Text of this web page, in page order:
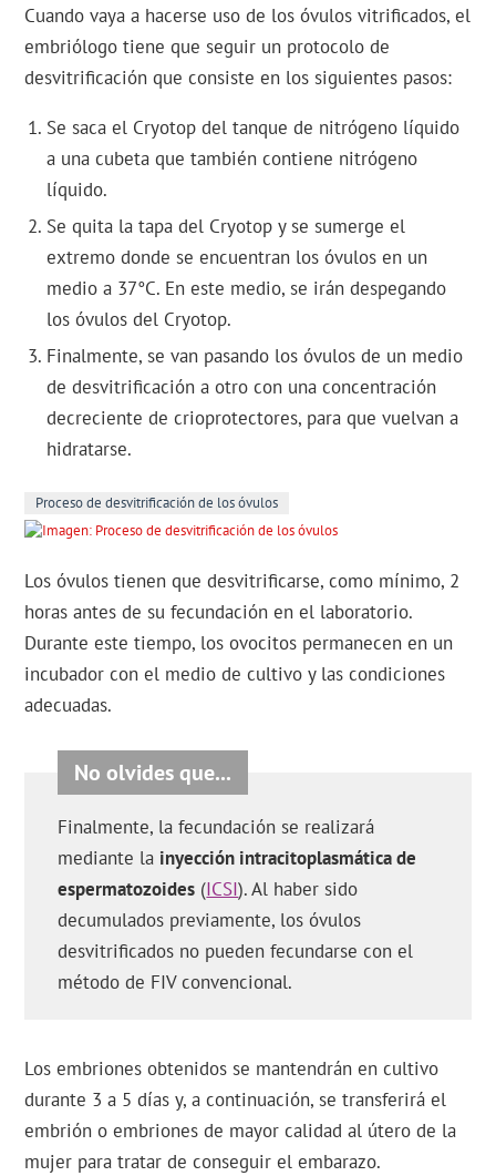
Cuando vaya a hacerse uso de los óvulos vitrificados, el
embriólogo tiene que seguir un protocolo de
desvitrificación que consiste en los siguientes pasos:
Se saca el Cryotop del tanque de nitrógeno líquido
a una cubeta que también contiene nitrógeno
líquido.
Se quita la tapa del Cryotop y se sumerge el
extremo donde se encuentran los óvulos en un
medio a 37°C. En este medio, se irán despegando
los óvulos del Cryotop.
Finalmente, se van pasando los óvulos de un medio
de desvitrificación a otro con una concentración
decreciente de crioprotectores, para que vuelvan a
hidratarse.
Proceso de desvitrificación de los óvulos
Los óvulos tienen que desvitrificarse, como mínimo, 2
horas antes de su fecundación en el laboratorio.
Durante este tiempo, los ovocitos permanecen en un
incubador con el medio de cultivo y las condiciones
adecuadas.
Finalmente, la fecundación se realizará
mediante la inyección intracitoplasmática de
espermatozoides (ICSI). Al haber sido
decumulados previamente, los óvulos
desvitrificados no pueden fecundarse con el
método de FIV convencional.
Los embriones obtenidos se mantendrán en cultivo
durante 3 a 5 días y, a continuación, se transferirá el
embrión o embriones de mayor calidad al útero de la
mujer para tratar de conseguir el embarazo.